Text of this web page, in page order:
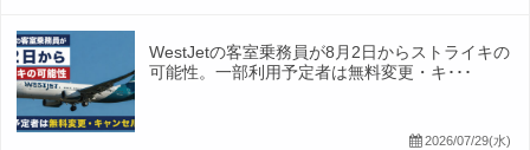
WestJetの客室乗務員が8月2日からストライキの
可能性。一部利用予定者は無料変更・キ･･･
2026/07/29(水)